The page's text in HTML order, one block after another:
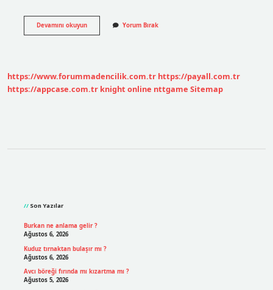
Devamını okuyunGram
Negatif
Boyanmazlar
Yorum Bırak
https://www.forummadencilik.com.tr https://payall.com.tr
https://appcase.com.tr knight online nttgame Sitemap
Son Yazılar
Burkan ne anlama gelir ?
Ağustos 6, 2026
Kuduz tırnaktan bulaşır mı ?
Ağustos 6, 2026
Avcı böreği fırında mı kızartma mı ?
Ağustos 5, 2026